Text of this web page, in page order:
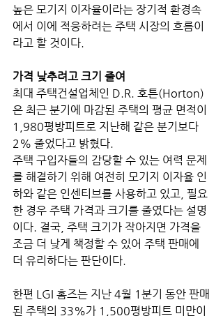
높은 모기지 이자율이라는 장기적 환경속
에서 이에 적응하려는 주택 시장의 흐름이
라고 할 것이다.
가격 낮추려고 크기 줄여
최대 주택건설업체인 D.R. 호튼(Horton)
은 최근 분기에 마감된 주택의 평균 면적이
1,980평방피트로 지난해 같은 분기보다
2% 줄었다고 밝혔다.
주택 구입자들의 감당할 수 있는 여력 문제
를 해결하기 위해 여전히 모기지 이자율 인
하와 같은 인센티브를 사용하고 있고, 필요
한 경우 주택 가격과 크기를 줄였다는 설명
이다. 결국, 주택 크기가 작아지면 가격을
조금 더 낮게 책정할 수 있어 주택 판매에
더 유리하다는 판단이다.
한편 LGI 홈즈는 지난 4월 1분기 동안 판매
된 주택의 33%가 1,500평방피트 미만이